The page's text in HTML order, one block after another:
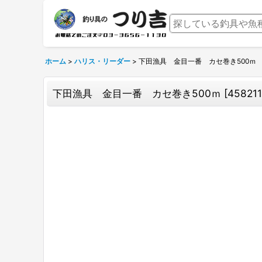
ホーム > ハリス・リーダー > 下田漁具 金目一番 カセ巻き500ｍ
下田漁具 金目一番 カセ巻き500ｍ [